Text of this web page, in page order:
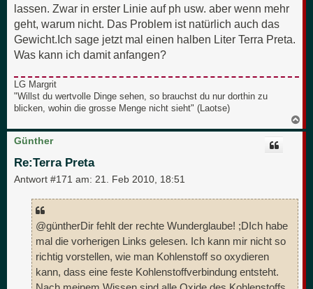
lassen. Zwar in erster Linie auf ph usw. aber wenn mehr
geht, warum nicht. Das Problem ist natürlich auch das
Gewicht.Ich sage jetzt mal einen halben Liter Terra Preta.
Was kann ich damit anfangen?
LG Margrit
"Willst du wertvolle Dinge sehen, so brauchst du nur dorthin zu
blicken, wohin die grosse Menge nicht sieht" (Laotse)
a
Günther
Re:Terra Preta
Antwort #171 am: 21. Feb 2010, 18:51
@güntherDir fehlt der rechte Wunderglaube! ;DIch habe
mal die vorherigen Links gelesen. Ich kann mir nicht so
richtig vorstellen, wie man Kohlenstoff so oxydieren
kann, dass eine feste Kohlenstoffverbindung entsteht.